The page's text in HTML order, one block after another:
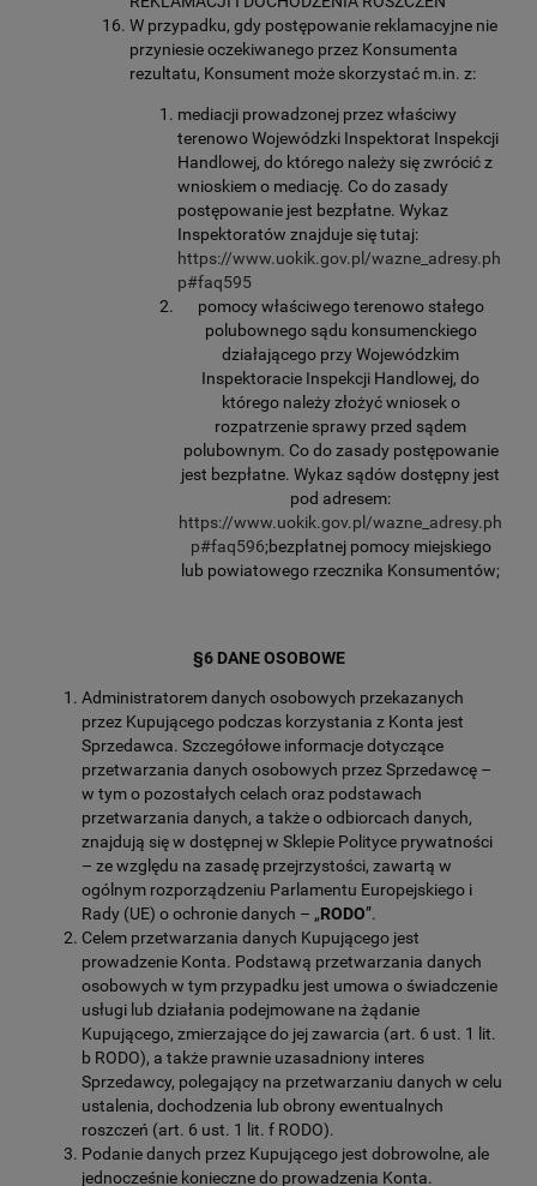
W przypadku, gdy postępowanie reklamacyjne nie
przyniesie oczekiwanego przez Konsumenta
rezultatu, Konsument może skorzystać m.in. z:
mediacji prowadzonej przez właściwy
terenowo Wojewódzki Inspektorat Inspekcji
Handlowej, do którego należy się zwrócić z
wnioskiem o mediację. Co do zasady
postępowanie jest bezpłatne. Wykaz
Inspektoratów znajduje się tutaj:
https://www.uokik.gov.pl/wazne_adresy.ph
p#faq595
pomocy właściwego terenowo stałego
polubownego sądu konsumenckiego
działającego przy Wojewódzkim
Inspektoracie Inspekcji Handlowej, do
którego należy złożyć wniosek o
rozpatrzenie sprawy przed sądem
polubownym. Co do zasady postępowanie
jest bezpłatne. Wykaz sądów dostępny jest
pod adresem:
https://www.uokik.gov.pl/wazne_adresy.ph
p#faq596;bezpłatnej pomocy miejskiego
lub powiatowego rzecznika Konsumentów;
§6 DANE OSOBOWE
Administratorem danych osobowych przekazanych
przez Kupującego podczas korzystania z Konta jest
Sprzedawca. Szczegółowe informacje dotyczące
przetwarzania danych osobowych przez Sprzedawcę –
w tym o pozostałych celach oraz podstawach
przetwarzania danych, a także o odbiorcach danych,
znajdują się w dostępnej w Sklepie Polityce prywatności
– ze względu na zasadę przejrzystości, zawartą w
ogólnym rozporządzeniu Parlamentu Europejskiego i
Rady (UE) o ochronie danych – „RODO”.
Celem przetwarzania danych Kupującego jest
prowadzenie Konta. Podstawą przetwarzania danych
osobowych w tym przypadku jest umowa o świadczenie
usługi lub działania podejmowane na żądanie
Kupującego, zmierzające do jej zawarcia (art. 6 ust. 1 lit.
b RODO), a także prawnie uzasadniony interes
Sprzedawcy, polegający na przetwarzaniu danych w celu
ustalenia, dochodzenia lub obrony ewentualnych
roszczeń (art. 6 ust. 1 lit. f RODO).
Podanie danych przez Kupującego jest dobrowolne, ale
jednocześnie konieczne do prowadzenia Konta.